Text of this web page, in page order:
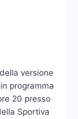
versione
programma
20 presso
Sportiva